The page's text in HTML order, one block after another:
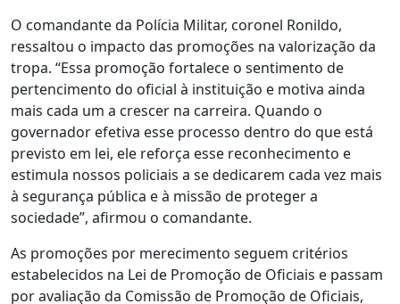
O comandante da Polícia Militar, coronel Ronildo,
ressaltou o impacto das promoções na valorização da
tropa. “Essa promoção fortalece o sentimento de
pertencimento do oficial à instituição e motiva ainda
mais cada um a crescer na carreira. Quando o
governador efetiva esse processo dentro do que está
previsto em lei, ele reforça esse reconhecimento e
estimula nossos policiais a se dedicarem cada vez mais
à segurança pública e à missão de proteger a
sociedade”, afirmou o comandante.
As promoções por merecimento seguem critérios
estabelecidos na Lei de Promoção de Oficiais e passam
por avaliação da Comissão de Promoção de Oficiais,